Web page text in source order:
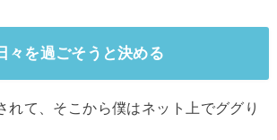
々を過ごそうと決める
れて、そこから僕はネット上でググり